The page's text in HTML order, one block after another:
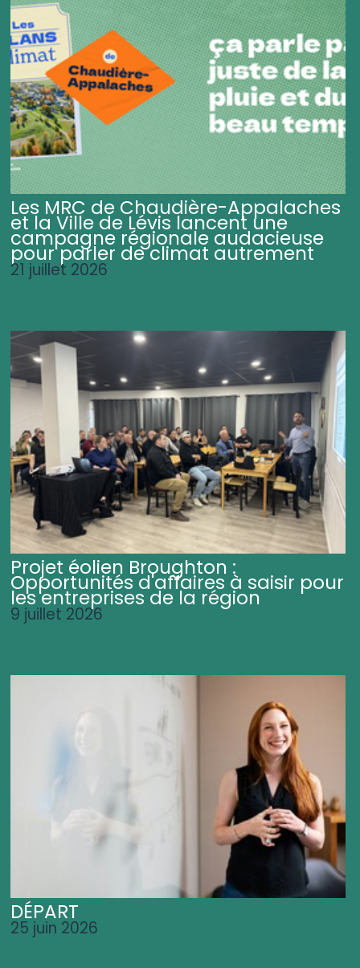
Les MRC de Chaudière-Appalaches
et la Ville de Lévis lancent une
campagne régionale audacieuse
pour parler de climat autrement
21 juillet 2026
Projet éolien Broughton :
Opportunités d'affaires à saisir pour
les entreprises de la région
9 juillet 2026
DÉPART
25 juin 2026